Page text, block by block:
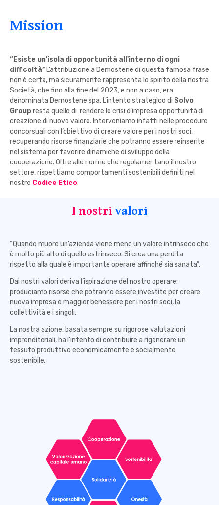
Mission
“Esiste un'isola di opportunità all'interno di ogni
difficoltà” L’attribuzione a Demostene di questa famosa frase
non è certa, ma sicuramente rappresenta lo spirito della nostra
Società, che fino alla fine del 2023, e non a caso, era
denominata Demostene spa. L’intento strategico di Solvo
Group resta quello di rendere le crisi d’impresa opportunità di
creazione di nuovo valore. Interveniamo infatti nelle procedure
concorsuali con l’obiettivo di creare valore per i nostri soci,
recuperando risorse finanziarie che potranno essere reinserite
nel sistema per favorire dinamiche di sviluppo della
cooperazione. Oltre alle norme che regolamentano il nostro
settore, rispettiamo comportamenti sostenibili definiti nel
nostro Codice Etico.
I nostri valori
“Quando muore un’azienda viene meno un valore intrinseco che
è molto più alto di quello estrinseco. Si crea una perdita
rispetto alla quale è importante operare affinché sia sanata”.
Dai nostri valori deriva l’ispirazione del nostro operare:
produciamo risorse che potranno essere investite per creare
nuova impresa e maggior benessere per i nostri soci, la
collettività e i singoli.
La nostra azione, basata sempre su rigorose valutazioni
imprenditoriali, ha l’intento di contribuire a rigenerare un
tessuto produttivo economicamente e socialmente
sostenibile.